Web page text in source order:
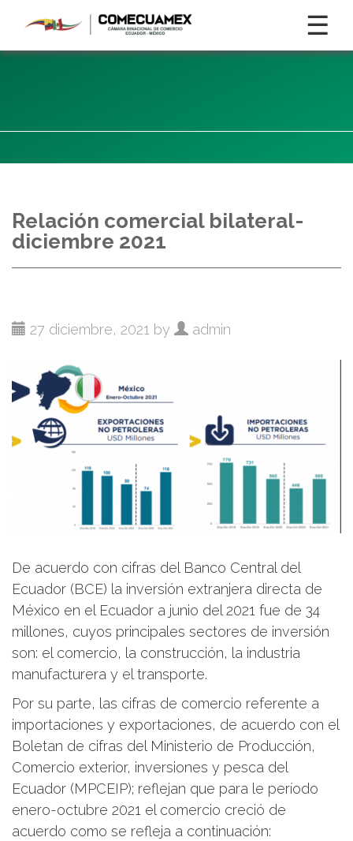
☰
Relación comercial bilateral-
diciembre 2021
27 diciembre, 2021 by admin
De acuerdo con cifras del Banco Central del
Ecuador (BCE) la inversión extranjera directa de
México en el Ecuador a junio del 2021 fue de 34
millones, cuyos principales sectores de inversión
son: el comercio, la construcción, la industria
manufacturera y el transporte.
Por su parte, las cifras de comercio referente a
importaciones y exportaciones, de acuerdo con el
Boletan de cifras del Ministerio de Producción,
Comercio exterior, inversiones y pesca del
Ecuador (MPCEIP); reflejan que para le período
enero-octubre 2021 el comercio creció de
acuerdo como se refleja a continuación: